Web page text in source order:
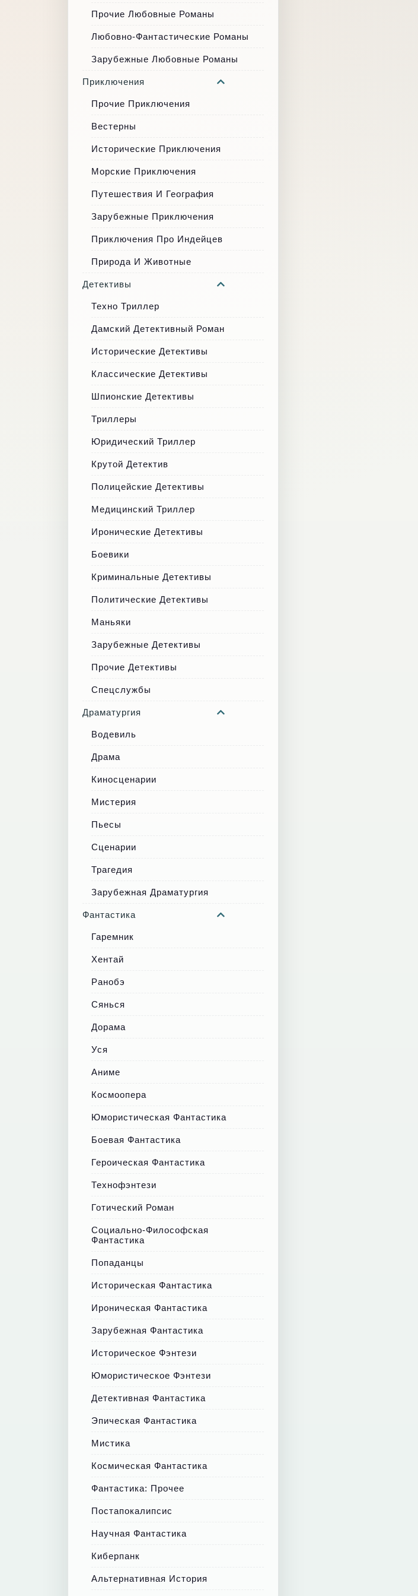
Прочие Любовные Романы
Любовно-Фантастические Романы
Зарубежные Любовные Романы
Приключения
Прочие Приключения
Вестерны
Исторические Приключения
Морские Приключения
Путешествия И География
Зарубежные Приключения
Приключения Про Индейцев
Природа И Животные
Детективы
Техно Триллер
Дамский Детективный Роман
Исторические Детективы
Классические Детективы
Шпионские Детективы
Триллеры
Юридический Триллер
Крутой Детектив
Полицейские Детективы
Медицинский Триллер
Иронические Детективы
Боевики
Криминальные Детективы
Политические Детективы
Маньяки
Зарубежные Детективы
Прочие Детективы
Спецслужбы
Драматургия
Водевиль
Драма
Киносценарии
Мистерия
Пьесы
Сценарии
Трагедия
Зарубежная Драматургия
Фантастика
Гаремник
Хентай
Ранобэ
Сянься
Дорама
Уся
Аниме
Космоопера
Юмористическая Фантастика
Боевая Фантастика
Героическая Фантастика
Технофэнтези
Готический Роман
Социально-Философская
Фантастика
Попаданцы
Историческая Фантастика
Ироническая Фантастика
Зарубежная Фантастика
Историческое Фэнтези
Юмористическое Фэнтези
Детективная Фантастика
Эпическая Фантастика
Мистика
Космическая Фантастика
Фантастика: Прочее
Постапокалипсис
Научная Фантастика
Киберпанк
Альтернативная История